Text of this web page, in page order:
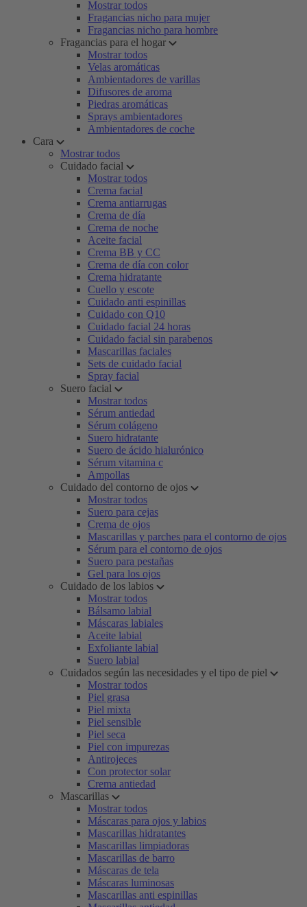
Mostrar todos
Fragancias nicho para mujer
Fragancias nicho para hombre
Fragancias para el hogar
Mostrar todos
Velas aromáticas
Ambientadores de varillas
Difusores de aroma
Piedras aromáticas
Sprays ambientadores
Ambientadores de coche
Cara
Mostrar todos
Cuidado facial
Mostrar todos
Crema facial
Crema antiarrugas
Crema de día
Crema de noche
Aceite facial
Crema BB y CC
Crema de día con color
Crema hidratante
Cuello y escote
Cuidado anti espinillas
Cuidado con Q10
Cuidado facial 24 horas
Cuidado facial sin parabenos
Mascarillas faciales
Sets de cuidado facial
Spray facial
Suero facial
Mostrar todos
Sérum antiedad
Sérum colágeno
Suero hidratante
Suero de ácido hialurónico
Sérum vitamina c
Ampollas
Cuidado del contorno de ojos
Mostrar todos
Suero para cejas
Crema de ojos
Mascarillas y parches para el contorno de ojos
Sérum para el contorno de ojos
Suero para pestañas
Gel para los ojos
Cuidado de los labios
Mostrar todos
Bálsamo labial
Máscaras labiales
Aceite labial
Exfoliante labial
Suero labial
Cuidados según las necesidades y el tipo de piel
Mostrar todos
Piel grasa
Piel mixta
Piel sensible
Piel seca
Piel con impurezas
Antirojeces
Con protector solar
Crema antiedad
Mascarillas
Mostrar todos
Máscaras para ojos y labios
Mascarillas hidratantes
Mascarillas limpiadoras
Mascarillas de barro
Máscaras de tela
Máscaras luminosas
Mascarillas anti espinillas